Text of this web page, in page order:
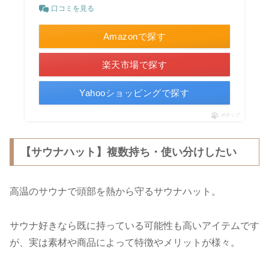
口コミを見る
Amazonで探す
楽天市場で探す
Yahooショッピングで探す
ポチップ
【サウナハット】複数持ち・使い分けしたい
高温のサウナで頭部を熱から守るサウナハット。
サウナ好きなら既に持っている可能性も高いアイテムです
が、実は素材や商品によって特徴やメリットが様々。